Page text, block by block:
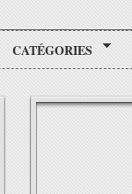
CATÉGORIES